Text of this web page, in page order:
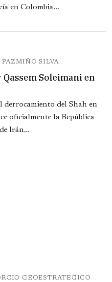
en Colombia...
SILVA
Soleimani en
derrocamiento del Shah en
oficialmente la República
Irán...
GEOESTRATEGICO